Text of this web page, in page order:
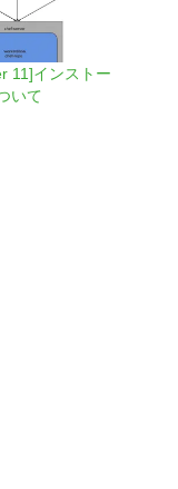
11]インストー
いて